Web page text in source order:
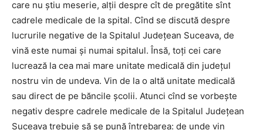
care nu știu meserie, alții despre cît de pregătite sînt
cadrele medicale de la spital. Cînd se discută despre
lucrurile negative de la Spitalul Județean Suceava, de
vină este numai și numai spitalul. Însă, toți cei care
lucrează la cea mai mare unitate medicală din județul
nostru vin de undeva. Vin de la o altă unitate medicală
sau direct de pe băncile școlii. Atunci cînd se vorbește
negativ despre cadrele medicale de la Spitalul Județean
Suceava trebuie să se pună întrebarea: de unde vin